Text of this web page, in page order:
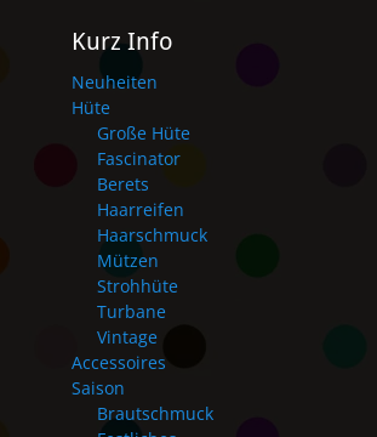
Kurz Info
Neuheiten
Hüte
Große Hüte
Fascinator
Berets
Haarreifen
Haarschmuck
Mützen
Strohhüte
Turbane
Vintage
Accessoires
Saison
Brautschmuck